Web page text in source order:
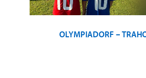
OLYMPIADORF –